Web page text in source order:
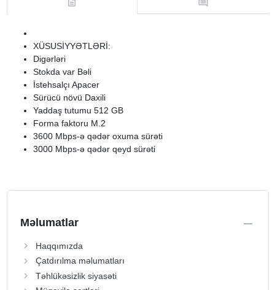
XÜSUSİYYƏTLƏRİ:
Digərləri
Stokda var Bəli
İstehsalçı Apacer
Sürücü növü Daxili
Yaddaş tutumu 512 GB
Forma faktoru M.2
3600 Mbps-ə qədər oxuma sürəti
3000 Mbps-ə qədər qeyd sürəti
Məlumatlar
Haqqımızda
Çatdırılma məlumatları
Təhlükəsizlik siyasəti